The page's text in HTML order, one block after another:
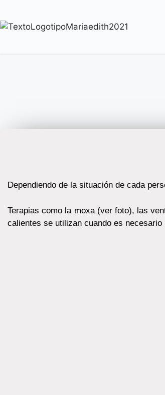
Dependiendo de la situación de cada
Terapias como la moxa (ver foto), las
calientes se utilizan cuando es